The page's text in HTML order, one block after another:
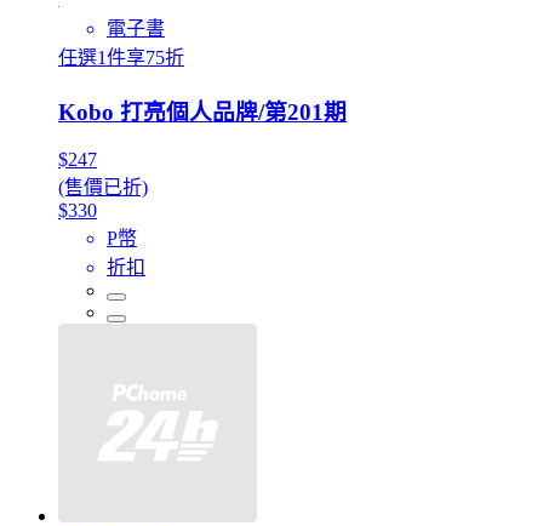
電子書
任選1件享75折
Kobo 打亮個人品牌/第201期
$247
(售價已折)
$330
P幣
折扣